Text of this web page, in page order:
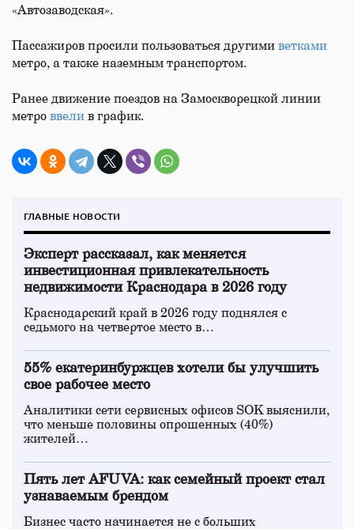
«Автозаводская».
Пассажиров просили пользоваться другими ветками
метро, а также наземным транспортом.
Ранее движение поездов на Замоскворецкой линии
метро ввели в график.
ГЛАВНЫЕ НОВОСТИ
Эксперт рассказал, как меняется
инвестиционная привлекательность
недвижимости Краснодара в 2026 году
Краснодарский край в 2026 году поднялся с
седьмого на четвертое место в…
55% екатеринбуржцев хотели бы улучшить
свое рабочее место
Аналитики сети сервисных офисов SOK выяснили,
что меньше половины опрошенных (40%)
жителей…
Пять лет AFUVA: как семейный проект стал
узнаваемым брендом
Бизнес часто начинается не с больших